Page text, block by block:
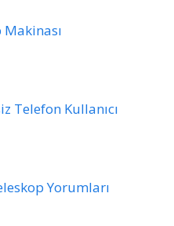
Makinası
Telefon Kullanıcı
Yorumları